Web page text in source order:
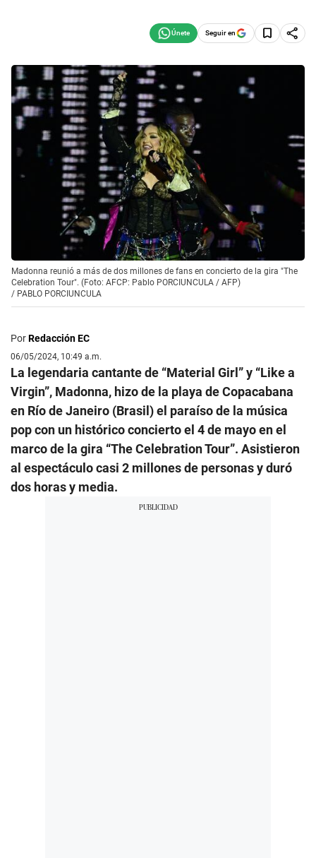
Seguir en
Madonna reunió a más de dos millones de fans en concierto de la gira "The
Celebration Tour". (Foto: AFCP: Pablo PORCIUNCULA / AFP)
/ PABLO PORCIUNCULA
PorRedacción EC
06/05/2024, 10:49 a.m.
La legendaria cantante de “Material Girl” y “Like a
Virgin”, Madonna, hizo de la playa de Copacabana
en Río de Janeiro (Brasil) el paraíso de la música
pop con un histórico concierto el 4 de mayo en el
marco de la gira “The Celebration Tour”. Asistieron
al espectáculo casi 2 millones de personas y duró
dos horas y media.